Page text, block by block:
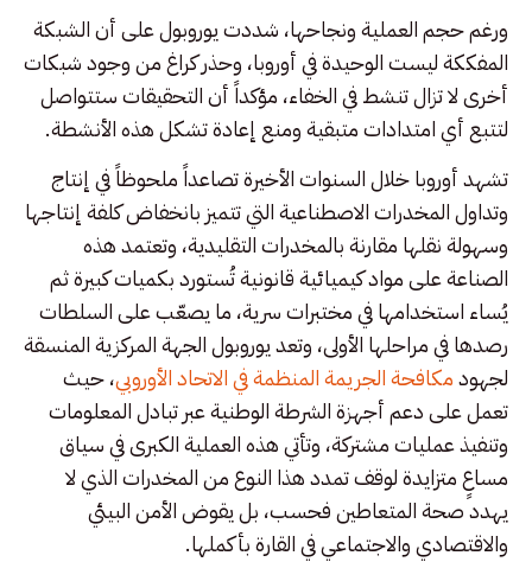
ورغم حجم العملية ونجاحها، شددت يوروبول على أن الشبكة
المفككة ليست الوحيدة في أوروبا، وحذر كراغ من وجود شبكات
أخرى لا تزال تنشط في الخفاء، مؤكداً أن التحقيقات ستتواصل
لتتبع أي امتدادات متبقية ومنع إعادة تشكل هذه الأنشطة.
تشهد أوروبا خلال السنوات الأخيرة تصاعداً ملحوظاً في إنتاج
وتداول المخدرات الاصطناعية التي تتميز بانخفاض كلفة إنتاجها
وسهولة نقلها مقارنة بالمخدرات التقليدية، وتعتمد هذه
الصناعة على مواد كيميائية قانونية تُستورد بكميات كبيرة ثم
يُساء استخدامها في مختبرات سرية، ما يصعّب على السلطات
رصدها في مراحلها الأولى، وتعد يوروبول الجهة المركزية المنسقة
لجهودمكافحة الجريمة المنظمة في الاتحاد الأوروبي، حيث
تعمل على دعم أجهزة الشرطة الوطنية عبر تبادل المعلومات
وتنفيذ عمليات مشتركة، وتأتي هذه العملية الكبرى في سياق
مساعٍ متزايدة لوقف تمدد هذا النوع من المخدرات الذي لا
يهدد صحة المتعاطين فحسب، بل يقوض الأمن البيئي
والاقتصادي والاجتماعي في القارة بأكملها.